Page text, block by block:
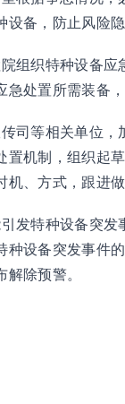
设备，防止风险
组织特种设备
急处置所需装备
司等相关单位
置机制，组织起
机、方式，跟进
发特种设备突
种设备突发事件
除预警。